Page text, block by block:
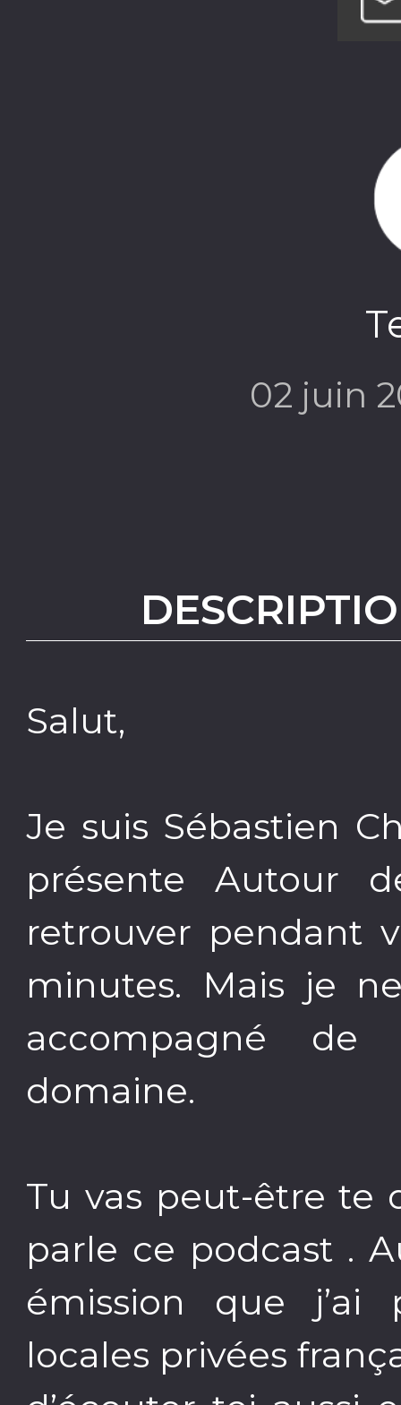
02 juin
Salut,
Je suis Sébastien
présente Autour
retrouver pendant
minutes. Mais je
accompagné de
domaine.
Tu vas peut-être te
parle ce podcast .
émission que j’ai
locales privées